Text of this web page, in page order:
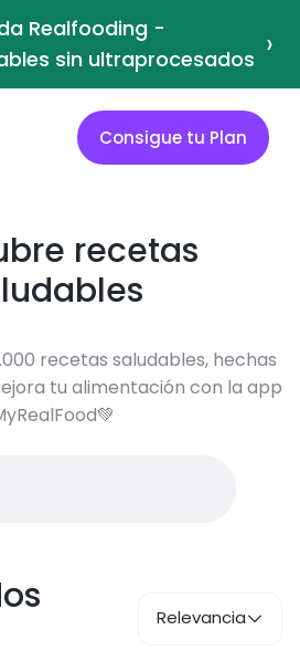
Realfooding -
sin ultraprocesados ›
Consigue tu Plan
recetas
recetas saludables, hechas
tu alimentación con la app
Relevancia